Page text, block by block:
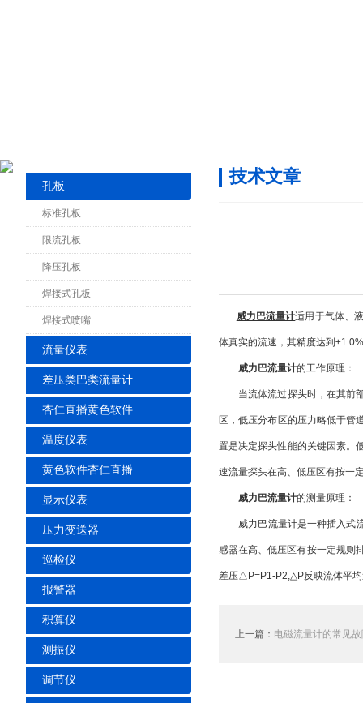
孔板
标准孔板
限流孔板
降压孔板
焊接式孔板
焊接式喷嘴
流量仪表
差压类巴类流量计
杏仁直播黄色软件
温度仪表
黄色软件杏仁直播
显示仪表
压力变送器
巡检仪
报警器
积算仪
测振仪
调节仪
技术文章
威力巴流量计适用于气体、
体真实的流速，其精度达到
威力巴流量计的工作原理：
当流体流过探头时，在其前
区，低压分布区的压力略低于
置是决定探头性能的关键因素
速流量探头在高、低压区有按一
威力巴流量计的测量原理：
威力巴流量计是一种插入式流量
感器在高、低压区有按一
差压△P=P1-P2,△P反映流体平均
上一篇： 电磁流量计的常见